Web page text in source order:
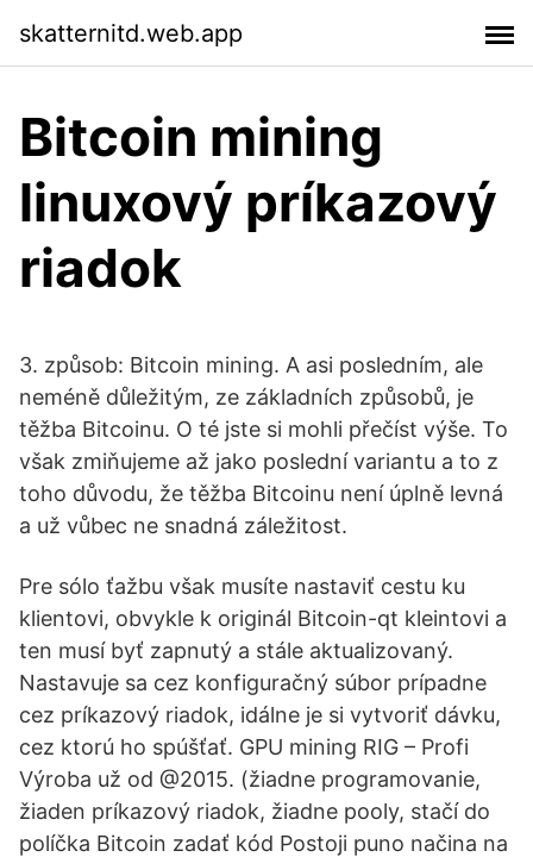
skatternitd.web.app
Bitcoin mining
linuxový príkazový
riadok
3. způsob: Bitcoin mining. A asi posledním, ale
neméně důležitým, ze základních způsobů, je
těžba Bitcoinu. O té jste si mohli přečíst výše. To
však zmiňujeme až jako poslední variantu a to z
toho důvodu, že těžba Bitcoinu není úplně levná
a už vůbec ne snadná záležitost.
Pre sólo ťažbu však musíte nastaviť cestu ku
klientovi, obvykle k originál Bitcoin-qt kleintovi a
ten musí byť zapnutý a stále aktualizovaný.
Nastavuje sa cez konfiguračný súbor prípadne
cez príkazový riadok, idálne je si vytvoriť dávku,
cez ktorú ho spúšťať. GPU mining RIG – Profi
Výroba už od @2015. (žiadne programovanie,
žiaden príkazový riadok, žiadne pooly, stačí do
políčka Bitcoin zadať kód Postoji puno načina na